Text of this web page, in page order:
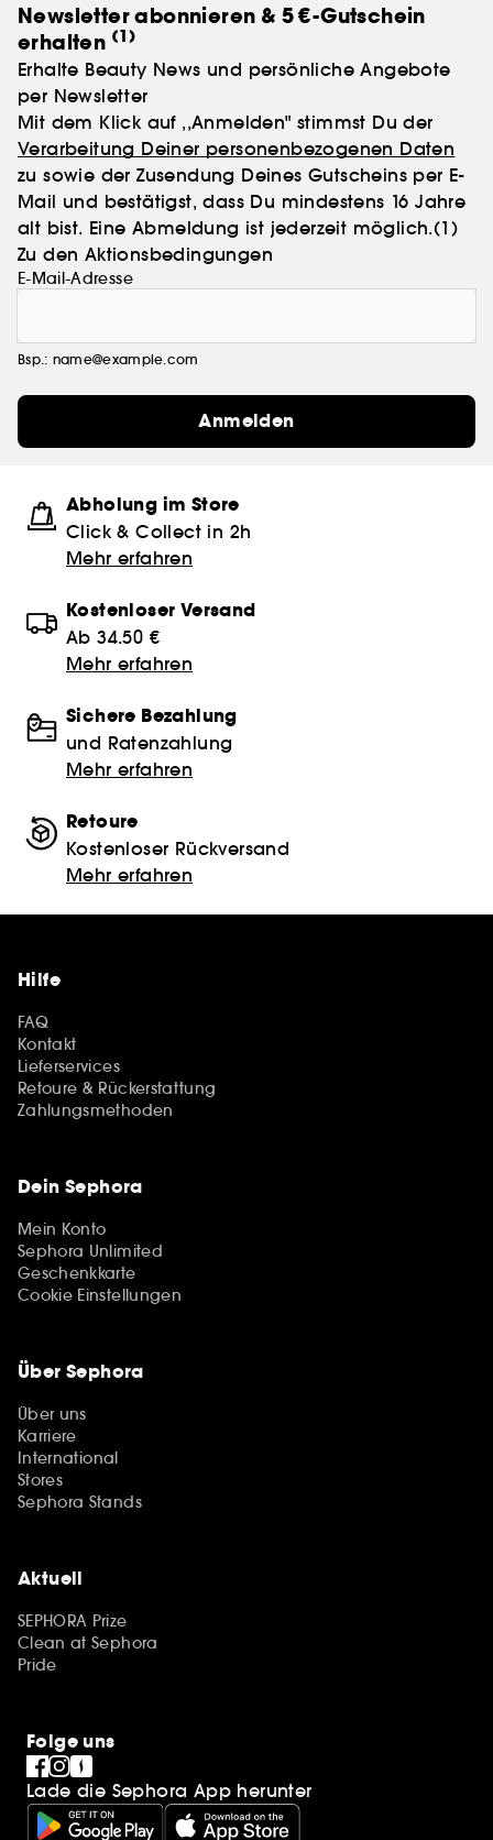
Newsletter abonnieren & 5 €-Gutschein
erhalten (1)
Erhalte Beauty News und persönliche Angebote
per Newsletter
Mit dem Klick auf ,,Anmelden" stimmst Du der
Verarbeitung Deiner personenbezogenen Daten
zu sowie der Zusendung Deines Gutscheins per E-
Mail und bestätigst, dass Du mindestens 16 Jahre
alt bist. Eine Abmeldung ist jederzeit möglich.(1)
Zu den Aktionsbedingungen
E-Mail-Adresse
Bsp.: name@example.com
Anmelden
Abholung im Store
Click & Collect in 2h
Mehr erfahren
Kostenloser Versand
Ab 34.50 €
Mehr erfahren
Sichere Bezahlung
und Ratenzahlung
Mehr erfahren
Retoure
Kostenloser Rückversand
Mehr erfahren
Hilfe
FAQ
Kontakt
Lieferservices
Retoure & Rückerstattung
Zahlungsmethoden
Dein Sephora
Mein Konto
Sephora Unlimited
Geschenkkarte
Cookie Einstellungen
Über Sephora
Über uns
Karriere
International
Stores
Sephora Stands
Aktuell
SEPHORA Prize
Clean at Sephora
Pride
Folge uns
Lade die Sephora App herunter